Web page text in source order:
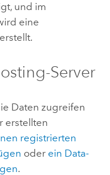
und im
eine
Server
Daten zugreifen
erstellten
registrierten
oder ein Data-
.